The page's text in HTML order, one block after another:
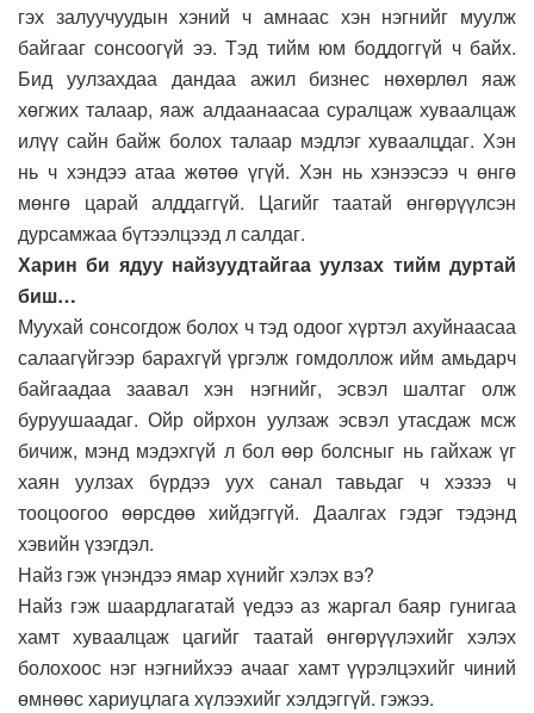
гэх залуучуудын хэний ч амнаас хэн нэгнийг муулж
байгааг сонсоогүй ээ. Тэд тийм юм боддоггүй ч байх.
Бид уулзахдаа дандаа ажил бизнес нөхөрлөл яаж
хөгжих талаар, яаж алдаанаасаа суралцаж хуваалцаж
илүү сайн байж болох талаар мэдлэг хуваалцдаг. Хэн
нь ч хэндээ атаа жөтөө үгүй. Хэн нь хэнээсээ ч өнгө
мөнгө царай алддаггүй. Цагийг таатай өнгөрүүлсэн
дурсамжаа бүтээлцээд л салдаг.
Харин би ядуу найзуудтайгаа уулзах тийм дуртай
биш…
Муухай сонсогдож болох ч тэд одоог хүртэл ахуйнаасаа
салаагүйгээр барахгүй үргэлж гомдоллож ийм амьдарч
байгаадаа заавал хэн нэгнийг, эсвэл шалтаг олж
буруушаадаг. Ойр ойрхон уулзаж эсвэл утасдаж мсж
бичиж, мэнд мэдэхгүй л бол өөр болсныг нь гайхаж үг
хаян уулзах бүрдээ уух санал тавьдаг ч хэзээ ч
тооцоогоо өөрсдөө хийдэггүй. Даалгах гэдэг тэдэнд
хэвийн үзэгдэл.
Найз гэж үнэндээ ямар хүнийг хэлэх вэ?
Найз гэж шаардлагатай үедээ аз жаргал баяр гунигаа
хамт хуваалцаж цагийг таатай өнгөрүүлэхийг хэлэх
болохоос нэг нэгнийхээ ачааг хамт үүрэлцэхийг чиний
өмнөөс хариуцлага хүлээхийг хэлдэггүй. гэжээ.